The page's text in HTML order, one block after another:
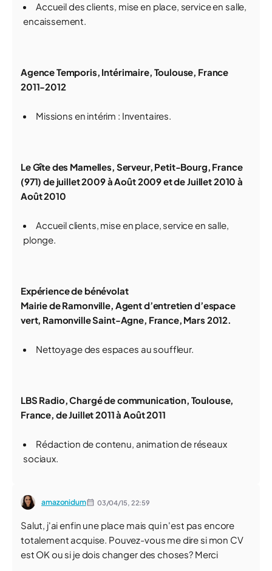
Accueil des clients, mise en place, service en salle,
encaissement.
Agence Temporis, Intérimaire, Toulouse, France
2011-2012
Missions en intérim : Inventaires.
Le Gîte des Mamelles, Serveur, Petit-Bourg, France
(971) de juillet 2009 à Août 2009 et de Juillet 2010 à
Août 2010
Accueil clients, mise en place, service en salle,
plonge.
Expérience de bénévolat
Mairie de Ramonville, Agent d’entretien d’espace
vert, Ramonville Saint-Agne, France, Mars 2012.
Nettoyage des espaces au souffleur.
LBS Radio, Chargé de communication, Toulouse,
France, de Juillet 2011 à Août 2011
Rédaction de contenu, animation de réseaux
sociaux.
amazonidum 03/04/15, 22:59
Salut, j'ai enfin une place mais qui n'est pas encore
totalement acquise. Pouvez-vous me dire si mon CV
est OK ou si je dois changer des choses? Merci